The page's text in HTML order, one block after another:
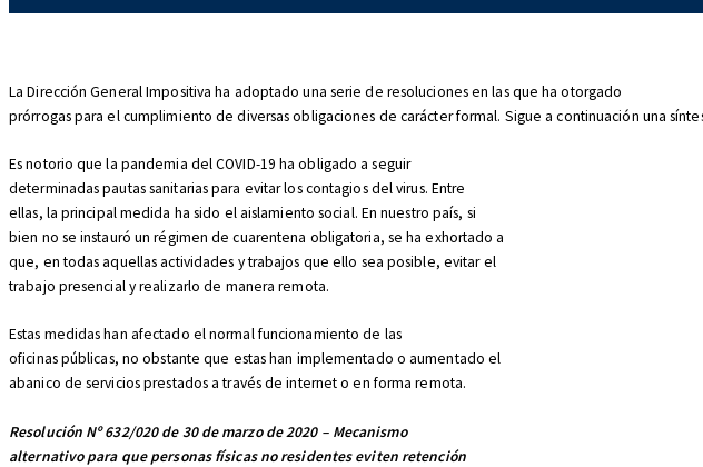
La Dirección General Impositiva ha adoptado una serie de resoluciones en las que ha otorgado
prórrogas para el cumplimiento de diversas obligaciones de carácter formal. Sigue a continuación una
Es notorio que la pandemia del COVID-19 ha obligado a seguir
determinadas pautas sanitarias para evitar los contagios del virus. Entre
ellas, la principal medida ha sido el aislamiento social. En nuestro país, si
bien no se instauró un régimen de cuarentena obligatoria, se ha exhortado a
que, en todas aquellas actividades y trabajos que ello sea posible, evitar el
trabajo presencial y realizarlo de manera remota.
Estas medidas han afectado el normal funcionamiento de las
oficinas públicas, no obstante que estas han implementado o aumentado el
abanico de servicios prestados a través de internet o en forma remota.
Resolución Nº 632/020 de 30 de marzo de 2020 – Mecanismo
alternativo para que personas físicas no residentes eviten retención